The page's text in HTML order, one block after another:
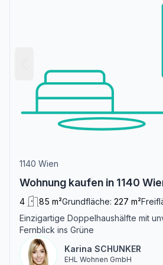
1140 Wien
Wohnung kaufen in 1140
4 85 m²Grundfläche: 227 m²
Einzigartige Doppelhaushälfte mit
Fernblick ins Grüne
Karina SCHUNKER
EHL Wohnen GmbH